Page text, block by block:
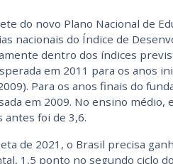
do novo Plano Nacional de
nacionais do Índice de
dentro dos índices
em 2011 para os anos
Para os anos finais do
em 2009. No ensino médio,
antes foi de 3,6.
de 2021, o Brasil precisa
1,5 ponto no segundo ciclo